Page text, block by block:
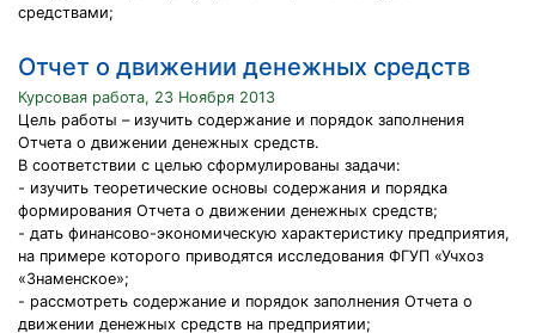
средствами;
Отчет о движении денежных средств
Курсовая работа, 23 Ноября 2013
Цель работы – изучить содержание и порядок заполнения
Отчета о движении денежных средств.
В соответствии с целью сформулированы задачи:
- изучить теоретические основы содержания и порядка
формирования Отчета о движении денежных средств;
- дать финансово-экономическую характеристику предприятия,
на примере которого приводятся исследования ФГУП «Учхоз
«Знаменское»;
- рассмотреть содержание и порядок заполнения Отчета о
движении денежных средств на предприятии;